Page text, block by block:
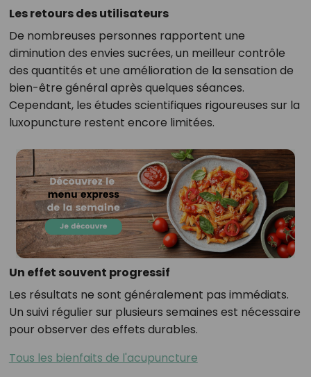
Les retours des utilisateurs
De nombreuses personnes rapportent une
diminution des envies sucrées, un meilleur contrôle
des quantités et une amélioration de la sensation de
bien-être général après quelques séances.
Cependant, les études scientifiques rigoureuses sur la
luxopuncture restent encore limitées.
Un effet souvent progressif
Les résultats ne sont généralement pas immédiats.
Un suivi régulier sur plusieurs semaines est nécessaire
pour observer des effets durables.
Tous les bienfaits de l'acupuncture